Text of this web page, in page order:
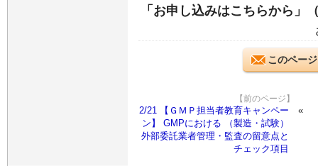
「お申し込みはこちらから」
このペー
【前のページ】
2/21 【ＧＭＰ担当者教育キャンペー
ン】 GMPにおける （製造・試験）
外部委託業者管理・監査の留意点と
チェック項目